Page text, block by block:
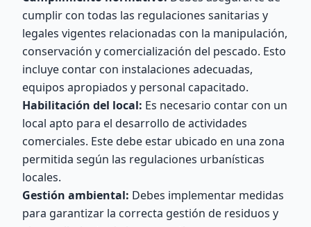
cumplir con todas las regulaciones sanitarias y
legales vigentes relacionadas con la manipulación,
conservación y comercialización del pescado. Esto
incluye contar con instalaciones adecuadas,
equipos apropiados y personal capacitado.
Habilitación del local: Es necesario contar con un
local apto para el desarrollo de actividades
comerciales. Este debe estar ubicado en una zona
permitida según las regulaciones urbanísticas
locales.
Gestión ambiental: Debes implementar medidas
para garantizar la correcta gestión de residuos y